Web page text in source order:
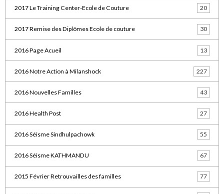
2017 Le Training Center-Ecole de Couture 20
2017 Remise des Diplômes Ecole de couture 30
2016 Page Acueil 13
2016 Notre Action à Milanshock 227
2016 Nouvelles Familles 43
2016 Health Post 27
2016 Séisme Sindhulpachowk 55
2016 Séisme KATHMANDU 67
2015 Février Retrouvailles des familles 77